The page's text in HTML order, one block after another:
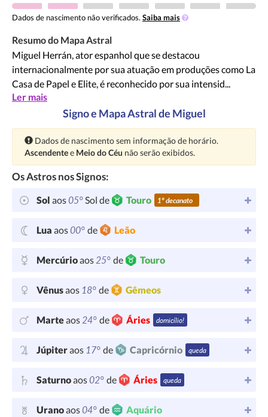
Dados de nascimento não verificados. Saiba mais
Resumo do Mapa Astral
Miguel Herrán, ator espanhol que se destacou
internacionalmente por sua atuação em produções como La
Casa de Papel e Elite, é reconhecido por sua intensid...
Ler mais
Signo e Mapa Astral de Miguel
Atenção:
Dados de nascimento sem informação de horário.
Ascendentee Meio do Céu não serão exibidos.
Os Astros nos Signos:
Sol aos05°Sol de Touro 1º decanato
Lua aos00° de Leão
Mercúrioaos25° de Touro
Vênusaos 18° de Gêmeos
Marteaos24° de Áries domicílio!
Júpiteraos 17° de Capricórnio queda
Saturnoaos02° de Áries queda
Uranoaos04° de Aquário